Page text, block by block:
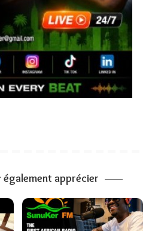
également apprécier